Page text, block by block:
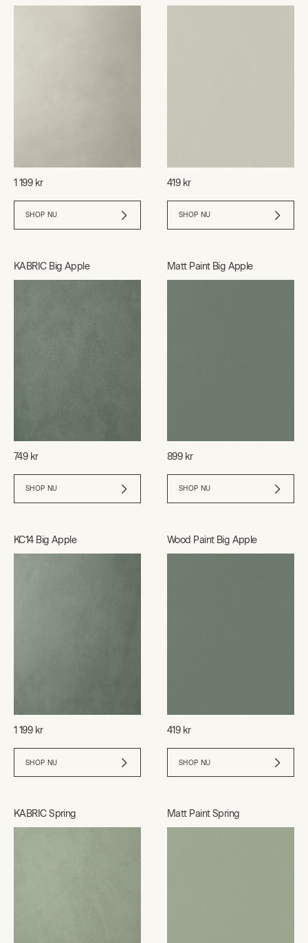
1 199 kr
SHOP NU
419 kr
SHOP NU
KABRIC Big Apple
749 kr
SHOP NU
Matt Paint Big Apple
899 kr
SHOP NU
KC14 Big Apple
1 199 kr
SHOP NU
Wood Paint Big Apple
419 kr
SHOP NU
KABRIC Spring Matt Paint Spring